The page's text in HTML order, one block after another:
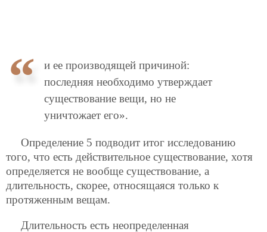
и ее производящей причиной:
последняя необходимо утверждает
существование вещи, но не
уничтожает его».
Определение 5 подводит итог исследованию
того, что есть действительное существование, хотя
определяется не вообще существование, а
длительность, скорее, относящаяся только к
протяженным вещам.
Длительность есть неопределенная